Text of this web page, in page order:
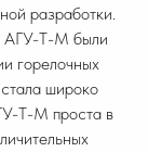
разработки.
АГУ-Т-М были
горелочных
широко
Т-М проста в